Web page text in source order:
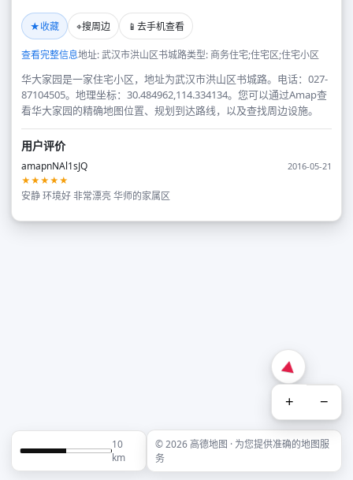
★收藏 ⌖搜周边 📱 去手机查看
查看完整信息地址: 武汉市洪山区书城路类型: 商务住宅;住宅区;住宅小区
华大家园是一家住宅小区，地址为武汉市洪山区书城路。电话：027-
87104505。地理坐标：30.484962,114.334134。您可以通过Amap查
看华大家园的精确地图位置、规划到达路线，以及查找周边设施。
用户评价
amapnNAl1sJQ
2016-05-21
★★★★★
安静 环境好 非常漂亮 华师的家属区
+ −
10
km
© 2026 高德地图 · 为您提供准确的地图服
务